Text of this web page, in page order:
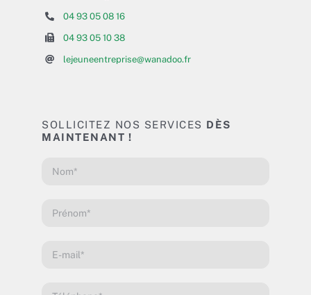
04 93 05 08 16
04 93 05 10 38
lejeuneentreprise@wanadoo.fr
SOLLICITEZ NOS SERVICES DÈS
MAINTENANT !